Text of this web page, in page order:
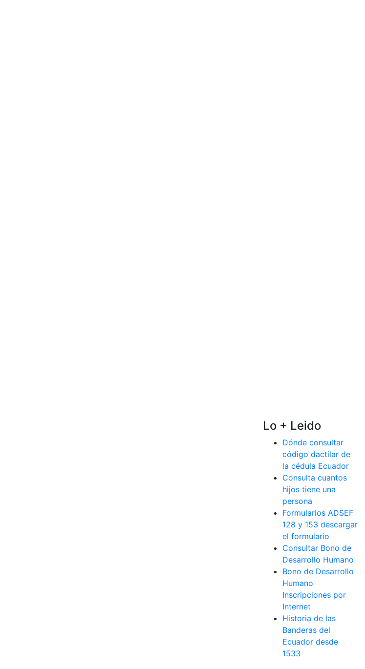
Lo + Leido
Dónde consultar
código dactilar de
la cédula Ecuador
Consulta cuantos
hijos tiene una
persona
Formularios ADSEF
128 y 153 descargar
el formulario
Consultar Bono de
Desarrollo Humano
Bono de Desarrollo
Humano
Inscripciones por
Internet
Historia de las
Banderas del
Ecuador desde
1533